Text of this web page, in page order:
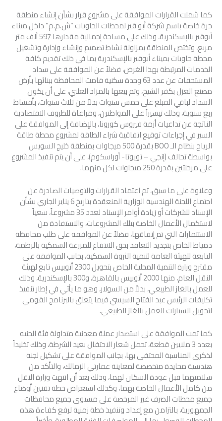
كما شملت القرارات الموافقة على مشروع قرار بشأن إنشاء منطقة
حرة خاصة باسم شركة أبو قير لمحطات الحاويات “ش.م.م” داخل ميناء
أبوقير بالإسكندرية، وذلك على مساحة إجمالية مقدارها 597 ألف متر
مربع، وتختص المنطقة بمزاولة نشاط تصميم وإنشاء وإدارة وتشغيل
محطة حاويات بميناء أبوقير بالإسكندرية بما في ذلك تقديم كافة
الخدمات المرتبطة بهذا الغرض، فضلاً عن الموافقة على سداد
المستحقات عن عدد 63 وحدة سكنية قامت المحافظة ببنائها بأرض
مصنع الغزل بكفر الشيخ، وتم بيعها بالمزاد العلني، على أن يكون
السداد لباقي المبلغ على خمس سنوات بدلاً من ثلاث سنوات، بأقساط
ربع سنوية، وذلك تيسيراً على المواطنين، ومراعاة للظروف الاقتصادية
الناتجة عن تداعيات أزمة فيروس كورونا، بالإضافة إلى الموافقة على
السير في إجراءات توقيع اتفاقية شراء الطاقة لمشروع محطة طاقة
الرياح بنظام الـ BOO بقدرة 500 ميجاوات بمنطقة خليج السويس
بواسطة تحالف (إنجي – تويوتا- أوراسكوم)، على أن يتم تنفيذ المشروع
على مرحلتين بقدرة 250 ميجاوات لكل منهما.
وعلاوة على ما سبق، تم اعتماد القرارات والتوصيات الصادرة عن
اجتماع اللجنة الهندسية الوزارية المنعقدة بتاريخ 6 يناير الجاري بشأن
الإسناد للشركات أو زيادة أوامر الإسناد لعدد 35 مشروعاً، سعياً
لاستكمال الأعمال الخاصة بتلك المشروعات، والاستفادة من
الاستثمارات التي تم إنفاقها، فضلاً عن الموافقة على طلب محافظة
دمياط الخاص بتجديد التعاقد بحق الانتفاع للمزرعة السمكية بالرطمة،
التابعة للهيئة العامة لتنمية الثروة السمكية، بجانب الموافقة على
مقترح وزارة التنمية المحلية الخاص بتحويل 2300 أتوبيس تابع لهيئة
النقل العام، منها 2000 أتوبيس بالقاهرة، و300 بالإسكندرية، وذلك
للعمل بالغاز الطبيعي، بدلاً من السولار، وهو ما يأتي في إطار تنفيذ
تكليفات الرئيس عبد الفتاح السيسي فيما يتعلق بالبرنامج القومي
لتحويل السيارات للعمل بالغاز الطبيعي.
كما تمت الموافقة على استصدار عملة معدنية متداولة فئة الجنيه
بعدد 3 ملايين قطعة، تحمل شعار الاحتفال بعيد الشرطة، وذلك تخليداً
لذكرى المناسبة المحتفى بها، بجانب الموافقة على تشكيل لجنة
هندسية محايدة متخصصة لمعاينة عمارتي الزمالك، والتأكد من
سلامتهما قبل عودة السكان لهما، وذلك بعد أن انتهت وزارة النقل
من كامل الأعمال الخاصة بهما، وكذلك استعراض خطة تقنين أوضاع
جميع محطات الصرف غير المرخصة على مستوى جميع محافظات
الجمهورية، بالتزامن مع إعداد وتنفيذ خطة زمنية لرفع كفاءة هذه